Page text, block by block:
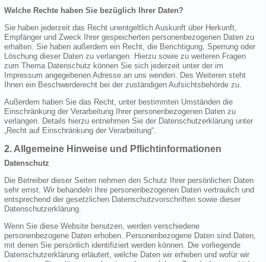
Welche Rechte haben Sie bezüglich Ihrer Daten?
Sie haben jederzeit das Recht unentgeltlich Auskunft über Herkunft,
Empfänger und Zweck Ihrer gespeicherten personenbezogenen Daten zu
erhalten. Sie haben außerdem ein Recht, die Berichtigung, Sperrung oder
Löschung dieser Daten zu verlangen. Hierzu sowie zu weiteren Fragen
zum Thema Datenschutz können Sie sich jederzeit unter der im
Impressum angegebenen Adresse an uns wenden. Des Weiteren steht
Ihnen ein Beschwerderecht bei der zuständigen Aufsichtsbehörde zu.
Außerdem haben Sie das Recht, unter bestimmten Umständen die
Einschränkung der Verarbeitung Ihrer personenbezogenen Daten zu
verlangen. Details hierzu entnehmen Sie der Datenschutzerklärung unter
„Recht auf Einschränkung der Verarbeitung“.
2. Allgemeine Hinweise und Pflichtinformationen
Datenschutz
Die Betreiber dieser Seiten nehmen den Schutz Ihrer persönlichen Daten
sehr ernst. Wir behandeln Ihre personenbezogenen Daten vertraulich und
entsprechend der gesetzlichen Datenschutzvorschriften sowie dieser
Datenschutzerklärung.
Wenn Sie diese Website benutzen, werden verschiedene
personenbezogene Daten erhoben. Personenbezogene Daten sind Daten,
mit denen Sie persönlich identifiziert werden können. Die vorliegende
Datenschutzerklärung erläutert, welche Daten wir erheben und wofür wir